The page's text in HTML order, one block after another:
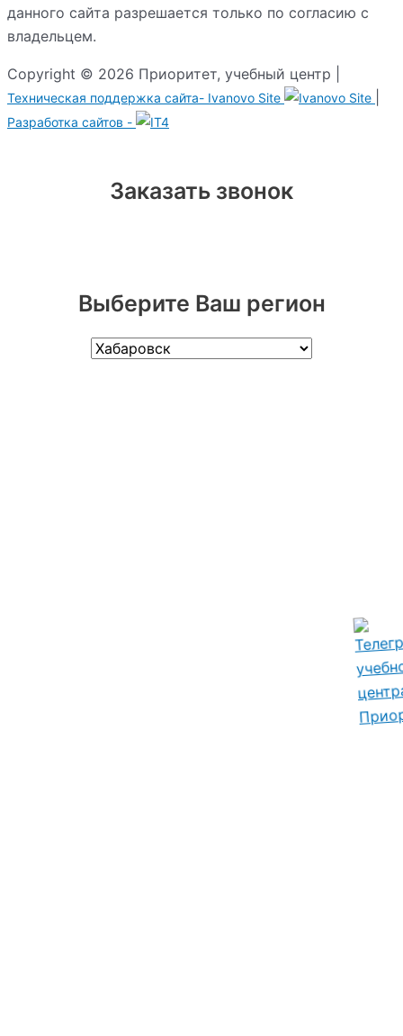
данного сайта разрешается только по согласию с
владельцем.
Copyright © 2026 Приоритет, учебный центр |
Техническая поддержка сайта- Ivanovo Site
Разработка сайтов -
Заказать звонок
Выберите Ваш регион